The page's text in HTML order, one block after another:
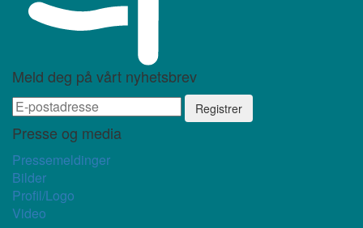
Meld deg på vårt nyhetsbrev
Presse og media
Pressemeldinger
Bilder
Profil/Logo
Video